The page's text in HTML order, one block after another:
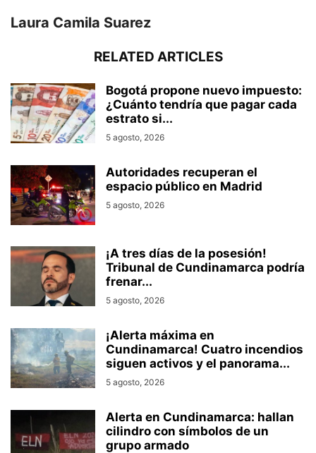
Laura Camila Suarez
RELATED ARTICLES
Bogotá propone nuevo impuesto:
¿Cuánto tendría que pagar cada
estrato si...
5 agosto, 2026
Autoridades recuperan el
espacio público en Madrid
5 agosto, 2026
¡A tres días de la posesión!
Tribunal de Cundinamarca podría
frenar...
5 agosto, 2026
¡Alerta máxima en
Cundinamarca! Cuatro incendios
siguen activos y el panorama...
5 agosto, 2026
Alerta en Cundinamarca: hallan
cilindro con símbolos de un
grupo armado